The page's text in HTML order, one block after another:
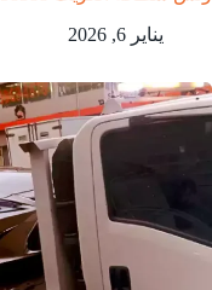
يناير 6, 2026